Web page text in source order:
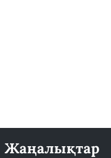
Жаңалықтар